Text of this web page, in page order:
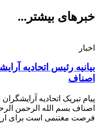
خبرهای بیشتر...
اخبار
بیانیه رئیس اتحادیه
اصناف
پیام تبریک اتحادیه
اصناف بسم الله الرحمن
فرصت مغتنمی است برای